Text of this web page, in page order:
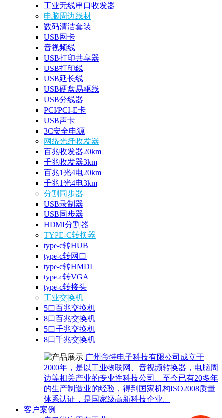
工业无线串口收发器
电脑周边线材
数码清洁套装
USB网卡
音视频线
USB打印共享器
USB打印线
USB延长线
USB硬盘易驱线
USB分线器
PCI/PCI-E卡
USB声卡
3C安全电源
网络光纤收发器
百兆收发器20km
千兆收发器3km
百兆1光4电20km
千兆1光4电3km
分割同步器
USB录制器
USB同步器
HDMI分割器
TYPE-C转换器
type-c转HUB
type-c转网口
type-c转HMDI
type-c转VGA
type-c转接头
工业交换机
5口百兆交换机
8口百兆交换机
5口千兆交换机
8口千兆交换机
广州帝特电子科技有限公司成立于
2000年，是以工业物联网、音视频转换器，电脑周
边等相关产业的专业性科技公司。至今已有20多年
的生产制造业的经验，得到国家机构ISO2008质量
体系认证，是国家级高新科技企业。
客户案例